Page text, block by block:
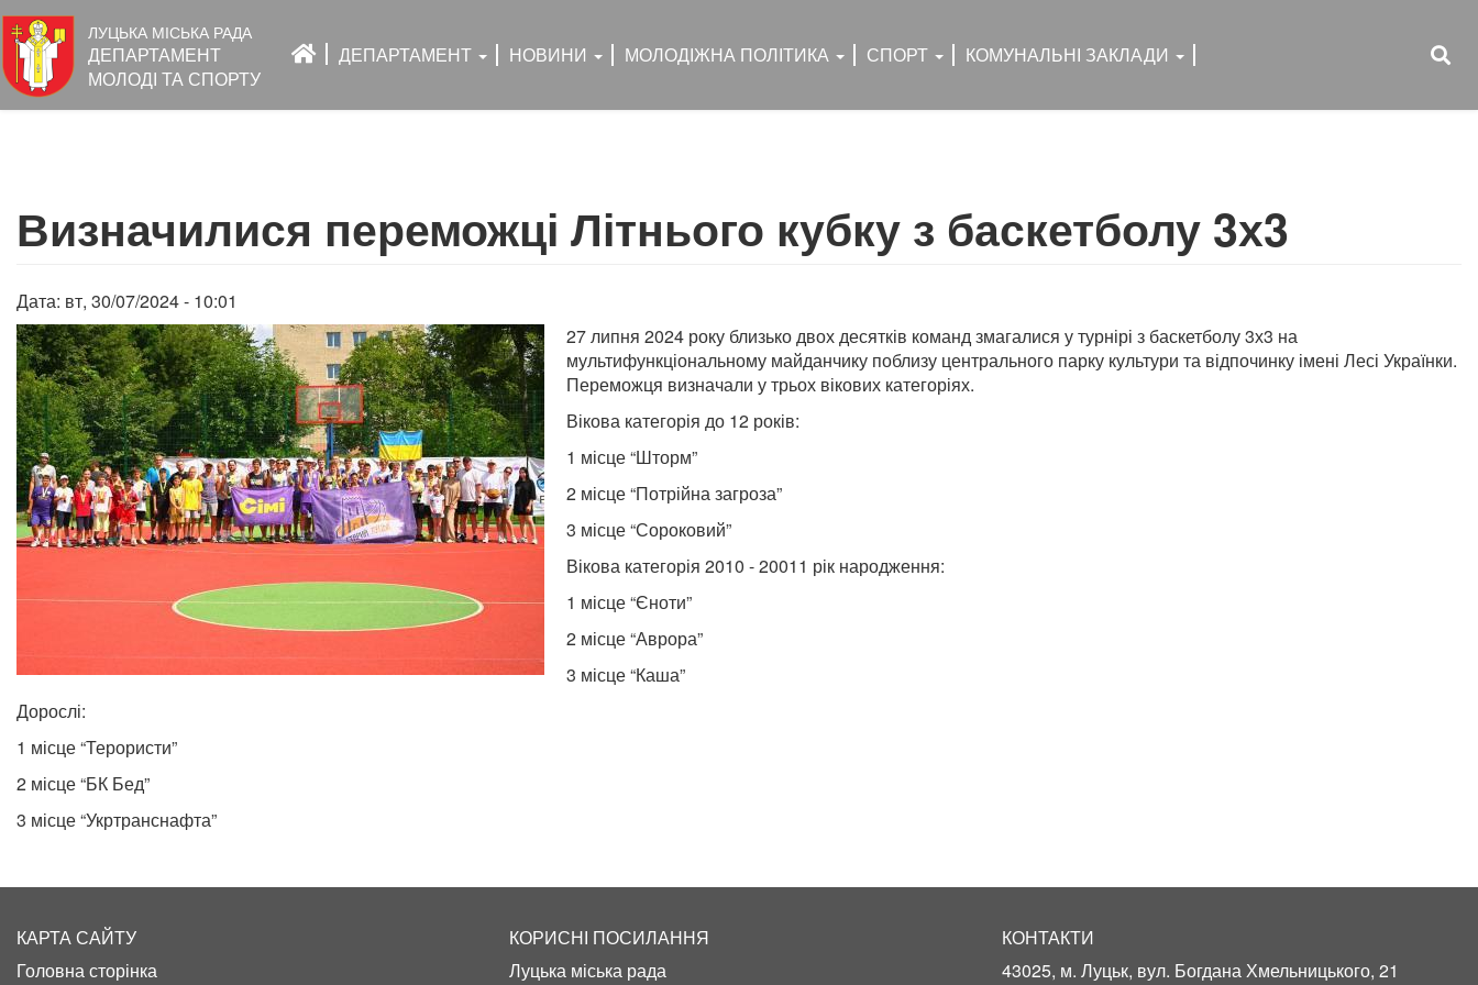
основного
вмісту
ЛУЦЬКА МІСЬКА РАДА
ДЕПАРТАМЕНТ
МОЛОДІ ТА СПОРТУ
навіґація
ДЕПАРТАМЕНТ НОВИНИ МОЛОДІЖНА ПОЛІТИКА СПОРТ КОМУНАЛЬНІ ЗАКЛАДИ
Визначилися переможці Літнього кубку з баскетболу 3х3
Дата: вт, 30/07/2024 - 10:01
27 липня 2024 року близько двох десятків команд змагалися у турнірі з баскетболу 3х3 на
мультифункціональному майданчику поблизу центрального парку культури та відпочинку імені Лесі Українки.
Переможця визначали у трьох вікових категоріях.
Вікова категорія до 12 років:
1 місце “Шторм”
2 місце “Потрійна загроза”
3 місце “Сороковий”
Вікова категорія 2010 - 20011 рік народження:
1 місце “Єноти”
2 місце “Аврора”
3 місце “Каша”
Дорослі:
1 місце “Терористи”
2 місце “БК Бед”
3 місце “Укртранснафта”
КАРТА САЙТУ
Головна сторінка
КОРИСНІ ПОСИЛАННЯ
Луцька міська рада
КОНТАКТИ
43025, м. Луцьк, вул. Богдана Хмельницького, 21